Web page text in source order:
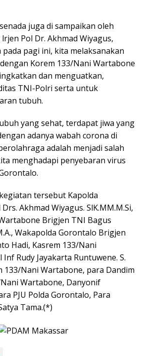
juga di sampaikan oleh
Pol Dr. Akhmad Wiyagus,
pada pagi ini, kita melaksanakan
Korem 133/Nani Wartabone
dan menguatkan,
TNI-Polri serta untuk
tubuh.
yang sehat, terdapat jiwa yang
adanya wabah corona di
adalah menjadi salah
menghadapi penyebaran virus
tersebut Kapolda
Akhmad Wiyagus. SlK.MM.M.Si,
Brigjen TNI Bagus
Wakapolda Gorontalo Brigjen
Hadi, Kasrem 133/Nani
Rudy Jayakarta Runtuwene. S.
133/Nani Wartabone, para Dandim
Wartabone, Danyonif
PJU Polda Gorontalo, Para
Tama.(*)